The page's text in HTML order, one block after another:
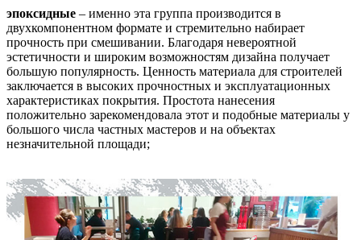
эпоксидные – именно эта группа производится в
двухкомпонентном формате и стремительно набирает
прочность при смешивании. Благодаря невероятной
эстетичности и широким возможностям дизайна получает
большую популярность. Ценность материала для строителей
заключается в высоких прочностных и эксплуатационных
характеристиках покрытия. Простота нанесения
положительно зарекомендовала этот и подобные материалы у
большого числа частных мастеров и на объектах
незначительной площади;